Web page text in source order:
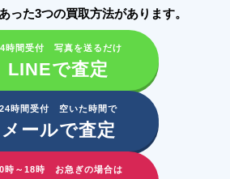
った3つの買取方法があります。​
時間受付 写真を送るだけ
LINEで査定
24時間受付 空いた時間で
メールで査定
時～18時 お急ぎの場合は